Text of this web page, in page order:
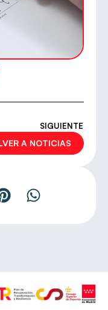
SIGUIENTE
A NOTICIAS